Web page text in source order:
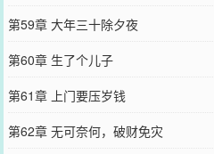
第59章 大年三十除夕夜
第60章 生了个儿子
第61章 上门要压岁钱
第62章 无可奈何，破财免灾